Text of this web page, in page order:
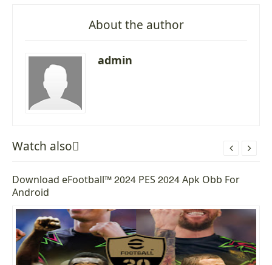
About the author
admin
Watch alsoً
Download eFootball™ 2024 PES 2024 Apk Obb For
Android
 